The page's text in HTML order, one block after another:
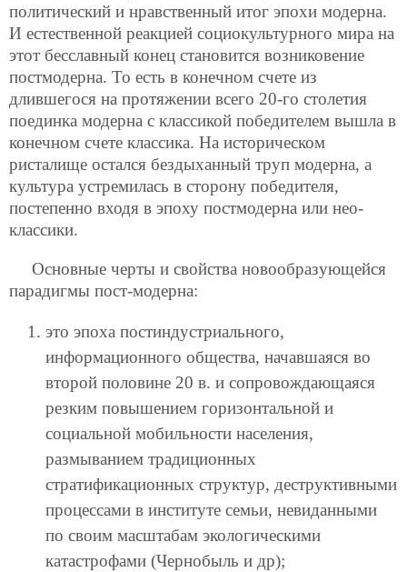
политический и нравственный итог эпохи модерна.
И естественной реакцией социокультурного мира на
этот бесславный конец становится возниковение
постмодерна. То есть в конечном счете из
длившегося на протяжении всего 20-го столетия
поединка модерна с классикой победителем вышла в
конечном счете классика. На историческом
ристалище остался бездыханный труп модерна, а
культура устремилась в сторону победителя,
постепенно входя в эпоху постмодерна или нео-
классики.
Основные черты и свойства новообразующейся
парадигмы пост-модерна:
это эпоха постиндустриального,
информационного общества, начавшаяся во
второй половине 20 в. и сопровождающаяся
резким повышением горизонтальной и
социальной мобильности населения,
размыванием традиционных
стратификационных структур, деструктивными
процессами в институте семьи, невиданными
по своим масштабам экологическими
катастрофами (Чернобыль и др);